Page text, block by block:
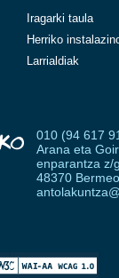
Iragarki taula
Herriko
Larrialdiak
010 (94 617
Arana eta
enparantza z/g
48370